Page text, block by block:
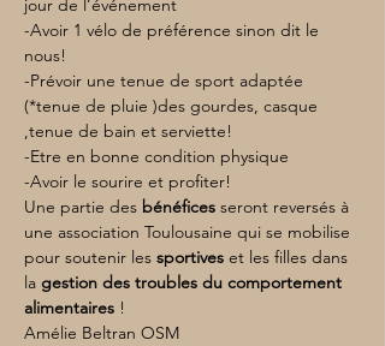
jour de l’événement
-Avoir 1 vélo de préférence sinon dit le
nous!
-Prévoir une tenue de sport adaptée
(*tenue de pluie )des gourdes, casque
,tenue de bain et serviette!
-Etre en bonne condition physique
-Avoir le sourire et profiter!
Une partie des bénéfices seront reversés à
une association Toulousaine qui se mobilise
pour soutenir les sportives et les filles dans
la gestion des troubles du comportement
alimentaires !
Amélie Beltran OSM